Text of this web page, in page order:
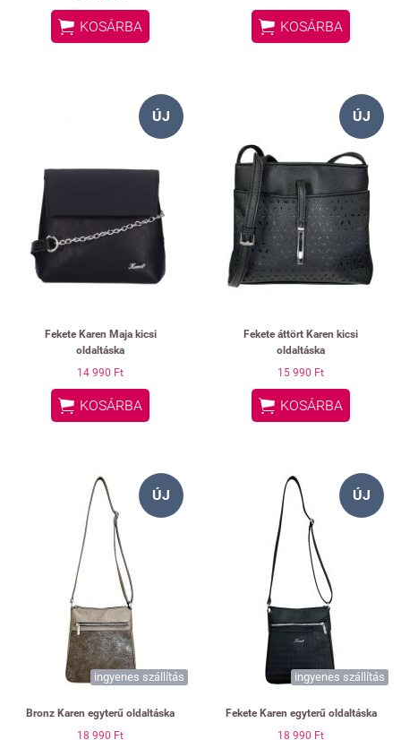
 KOSÁRBA  KOSÁRBA
ÚJ
Fekete Karen Maja kicsi
oldaltáska
14 990 Ft
 KOSÁRBA
ÚJ
Fekete áttört Karen kicsi
oldaltáska
15 990 Ft
 KOSÁRBA
ÚJ
ingyenes szállítás
Bronz Karen egyterű oldaltáska
18 990 Ft
ÚJ
ingyenes szállítás
Fekete Karen egyterű oldaltáska
18 990 Ft